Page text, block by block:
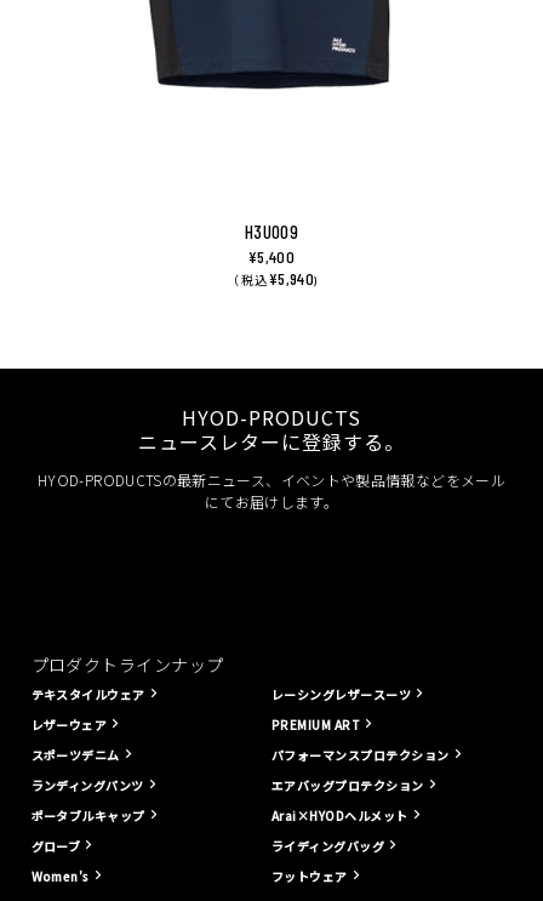
H3U009
¥5,400
（ 税込¥5,940)
HYOD-PRODUCTS
ニュースレターに登録する。
HYOD-PRODUCTSの最新ニュース、イベントや製品情報などをメール
にてお届けします。
プロダクトラインナップ
テキスタイルウェア
レザーウェア
スポーツデニム
ランディングパンツ
ポータブルキャップ
グローブ
Women's
レーシングレザースーツ
PREMIUM ART
パフォーマンスプロテクション
エアバッグプロテクション
Arai×HYODヘルメット
ライディングバッグ
フットウェア